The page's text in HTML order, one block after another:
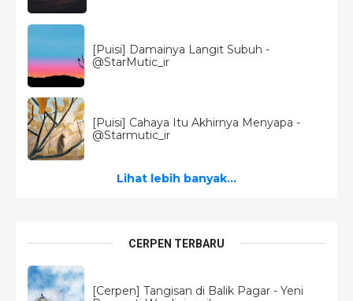
[Puisi] Damainya Langit Subuh -
@StarMutic_ir
[Puisi] Cahaya Itu Akhirnya Menyapa -
@Starmutic_ir
Lihat lebih banyak...
CERPEN TERBARU
[Cerpen] Tangisan di Balik Pagar - Yeni